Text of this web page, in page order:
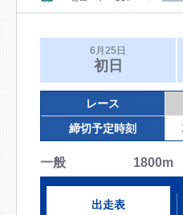
6月25日
初日
レース
締切予定時刻
一般 1800m
出走表